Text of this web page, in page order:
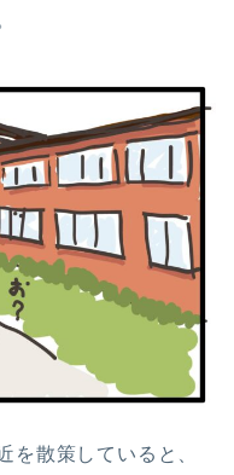
を散策していると、